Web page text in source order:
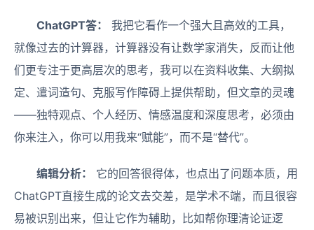
ChatGPT答：
我把它看作一个强大且高效的工具，
就像过去的计算器，计算器没有让数学家消失，反而让他
们更专注于更高层次的思考，我可以在资料收集、大纲拟
定、遣词造句、克服写作障碍上提供帮助，但文章的灵魂
——独特观点、个人经历、情感温度和深度思考，必须由
你来注入，你可以用我来“赋能”，而不是“替代”。
编辑分析：
它的回答很得体，也点出了问题本质，用
ChatGPT直接生成的论文去交差，是学术不端，而且很容
易被识别出来，但让它作为辅助，比如帮你理清论证逻